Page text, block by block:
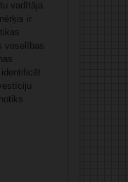
vadītāja
ir
veselības